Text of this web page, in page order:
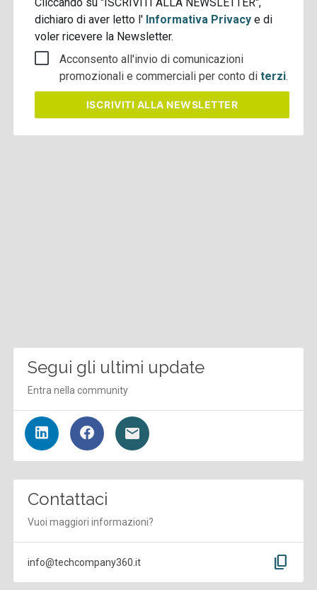
dichiaro di aver letto l' Informativa Privacye di
voler ricevere la Newsletter.
Acconsento all'invio di comunicazioni
promozionali e commerciali per conto diterzi.
ISCRIVITI ALLA NEWSLETTER
Segui gli ultimi update
Entra nella community
Contattaci
Vuoi maggiori informazioni?
info@techcompany360.it content_copy